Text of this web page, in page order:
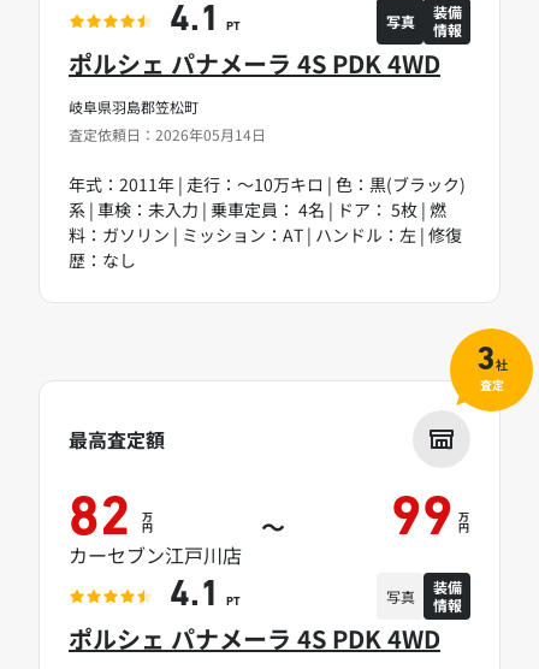
岐阜県羽島郡笠松町
査定依頼日：2026年05月14日
ポルシェ パナメーラ 4S PDK 4WD
年式：2011年 | 走行：～10万キロ | 色：黒(ブラック)
系 | 車検：未入力 | 乗車定員： 4名 | ドア： 5枚 | 燃
料：ガソリン | ミッション：AT | ハンドル：左 | 修復
歴：なし
4.1 PT 写真
装備
情報
ポルシェ パナメーラ 4S PDK 4WD
最高査定額
82 万
円 ～ 99 万
円
カーセブン江戸川店
4.1 PT 写真
装備
情報
3社
査定